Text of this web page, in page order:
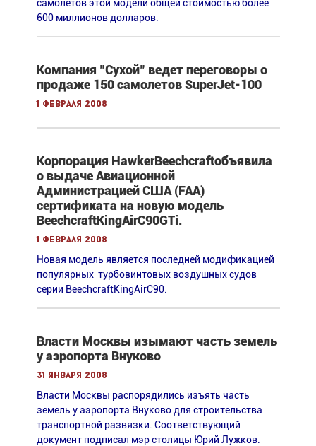
самолетов этой модели общей стоимостью более
600 миллионов долларов.
Компания "Сухой" ведет переговоры о
продаже 150 самолетов SuperJet-100
1 февраля 2008
Корпорация HawkerBeechcraftобъявила
о выдаче Авиационной
Администрацией США (FAA)
сертификата на новую модель
BeechcraftKingAirC90GTi.
1 февраля 2008
Новая модель является последней модификацией
популярных турбовинтовых воздушных судов
серии BeechcraftKingAirC90.
Власти Москвы изымают часть земель
у аэропорта Внуково
31 января 2008
Власти Москвы распорядились изъять часть
земель у аэропорта Внуково для строительства
транспортной развязки. Cоответствующий
документ подписал мэр столицы Юрий Лужков.